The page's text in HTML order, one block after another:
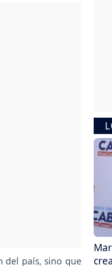
del país, sino que